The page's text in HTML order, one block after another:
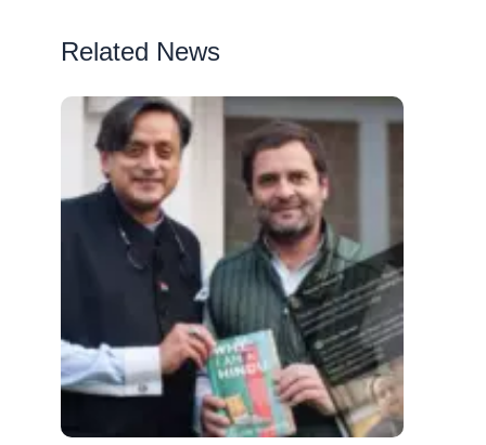
Related News